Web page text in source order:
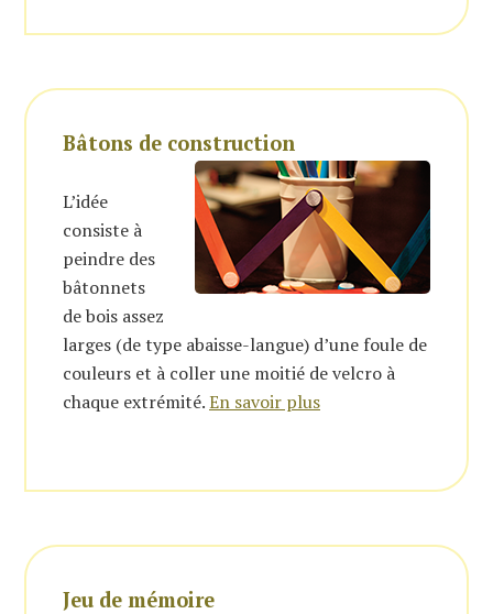
Bâtons de construction
L’idée
consiste à
peindre des
bâtonnets
de bois assez
larges (de type abaisse-langue) d’une foule de
couleurs et à coller une moitié de velcro à
chaque extrémité.En savoir plus
Jeu de mémoire